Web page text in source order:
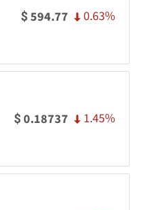
$594.77 0.63%
$0.18737 1.45%